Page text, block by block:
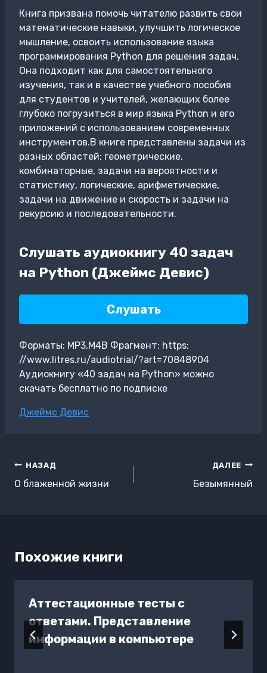
Книга призвана помочь читателю развить свои
математические навыки, улучшить логическое
мышление, освоить использование языка
программирования Python для решения задач.
Она подходит как для самостоятельного
изучения, так и в качестве учебного пособия
для студентов и учителей, желающих более
глубоко погрузиться в мир языка Python и его
приложений с использованием современных
инструментов.В книге представлены задачи из
разных областей: геометрические,
комбинаторные, задачи на вероятности и
статистику, логические, арифметические,
задачи на движение и скорость и задачи на
рекурсию и последовательности.
Слушать аудиокнигу 40 задач
на Python (Джеймс Девис)
Слушать
Форматы: MP3,M4B Фрагмент: https:
//www.litres.ru/audiotrial/?art=70848904
Аудиокнигу «40 задач на Python» можно
скачать бесплатно по подписке
Метки
Джеймс Девис
Навигация
по
НАЗАД
О блаженной жизни
ДАЛЕЕ
Безымянный
Похожие книги
Аттестационные тесты с
ответами. Представление
информации в компьютере